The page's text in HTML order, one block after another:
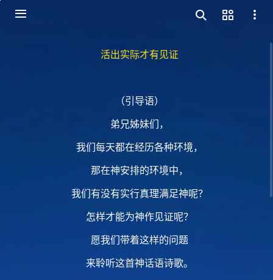
活出实际才有见证
（引导语）
弟兄姊妹们，
我们每天都在经历各种环境，
那在神安排的环境中，
我们有没有实行真理满足神呢？
怎样才能为神作见证呢？
愿我们带着这样的问题
来聆听这首神话语诗歌。